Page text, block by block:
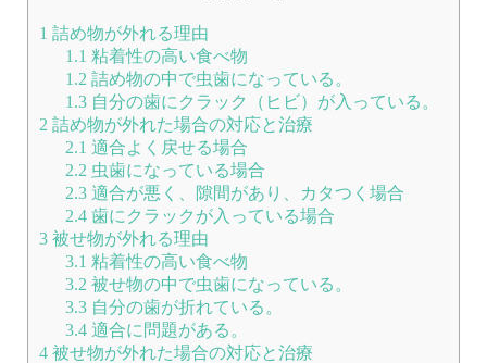
1 詰め物が外れる理由
1.1 粘着性の高い食べ物
1.2 詰め物の中で虫歯になっている。
1.3 自分の歯にクラック（ヒビ）が入っている。
2 詰め物が外れた場合の対応と治療
2.1 適合よく戻せる場合
2.2 虫歯になっている場合
2.3 適合が悪く、隙間があり、カタつく場合
2.4 歯にクラックが入っている場合
3 被せ物が外れる理由
3.1 粘着性の高い食べ物
3.2 被せ物の中で虫歯になっている。
3.3 自分の歯が折れている。
3.4 適合に問題がある。
4 被せ物が外れた場合の対応と治療